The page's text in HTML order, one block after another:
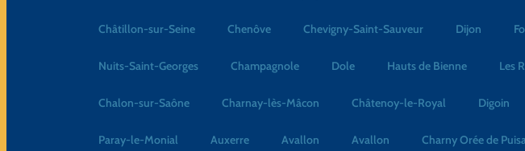
Châtillon-sur-Seine Chenôve Chevigny-Saint-Sauveur Dijon
Nuits-Saint-Georges Champagnole Dole Hauts de Bienne Les
Chalon-sur-Saône Charnay-lès-Mâcon Châtenoy-le-Royal Digoin
Paray-le-Monial Auxerre Avallon Avallon Charny Orée de